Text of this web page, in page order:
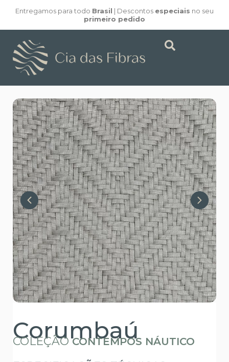
Entregamos para todo Brasil | Descontos especiais no seu
primeiro pedido
Corumbaú
COLEÇÃOCONTEMPOS NÁUTICO